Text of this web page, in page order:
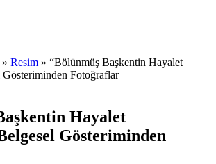
» Resim » “Bölünmüş Başkentin Hayalet
Gösteriminden Fotoğraflar
Hayalet
Gösteriminden